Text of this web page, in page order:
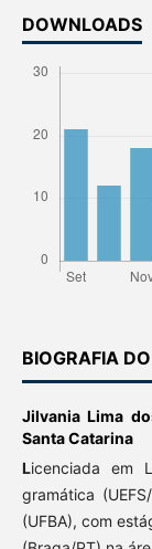
DOWNLOADS
BIOGRAFIA
Jilvania Lima
Santa Catarina
Licenciada em
gramática
(UFBA), com